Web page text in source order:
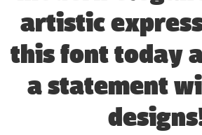
artistic
this font today
a statement